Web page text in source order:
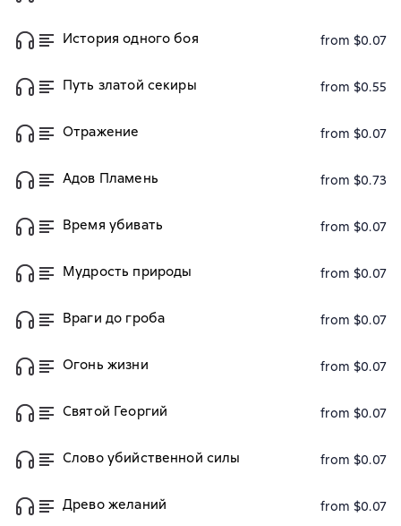
История одного боя from $0.07
Путь златой секиры from $0.55
Отражение from $0.07
Адов Пламень from $0.73
Время убивать from $0.07
Мудрость природы from $0.07
Враги до гроба from $0.07
Огонь жизни from $0.07
Святой Георгий from $0.07
Слово убийственной силы from $0.07
Древо желаний from $0.07